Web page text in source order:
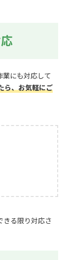
にも対応して
ら、お気軽にご
きる限り対応さ